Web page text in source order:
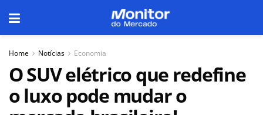
Home Notícias Economia
O SUV elétrico que redefine
o luxo pode mudar o